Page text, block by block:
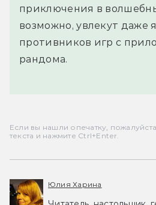
приключения в
возможно, увлекут даже
противников игр с
рандома.
Если вы нашли опечатку,
текста и нажмите Ctrl+Enter.
Юлия Харина